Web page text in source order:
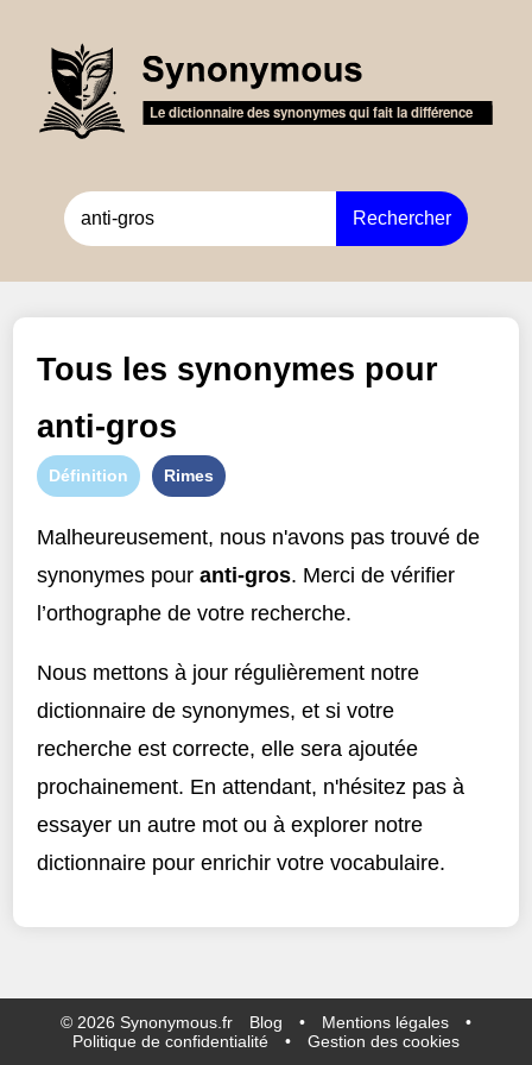
Rechercher
Tous les synonymes pour
anti-gros
Définition Rimes
Malheureusement, nous n'avons pas trouvé de
synonymes pouranti-gros. Merci de vérifier
l’orthographe de votre recherche.
Nous mettons à jour régulièrement notre
dictionnaire de synonymes, et si votre
recherche est correcte, elle sera ajoutée
prochainement. En attendant, n'hésitez pas à
essayer un autre mot ou à explorer notre
dictionnaire pour enrichir votre vocabulaire.
© 2026 Synonymous.fr Blog • Mentions légales
•
Politique de confidentialité
• Gestion des cookies